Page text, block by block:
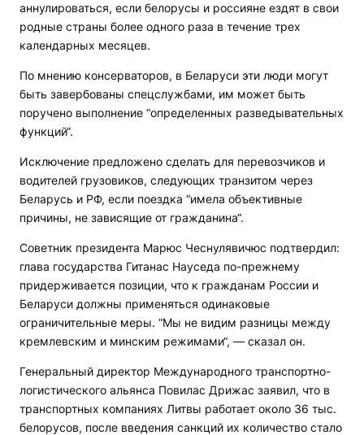
аннулироваться, если белорусы и россияне ездят в свои
родные страны более одного раза в течение трех
календарных месяцев.
По мнению консерваторов, в Беларуси эти люди могут
быть завербованы спецслужбами, им может быть
поручено выполнение “определенных разведывательных
функций“.
Исключение предложено сделать для перевозчиков и
водителей грузовиков, следующих транзитом через
Беларусь и РФ, если поездка “имела объективные
причины, не зависящие от гражданина“.
Советник президента Марюс Чеснулявичюс подтвердил:
глава государства Гитанас Науседа по-прежнему
придерживается позиции, что к гражданам России и
Беларуси должны применяться одинаковые
ограничительные меры. “Мы не видим разницы между
кремлевским и минским режимами“, — сказал он.
Генеральный директор Международного транспортно-
логистического альянса Повилас Дрижас заявил, что в
транспортных компаниях Литвы работает около 36 тыс.
белорусов, после введения санкций их количество стало